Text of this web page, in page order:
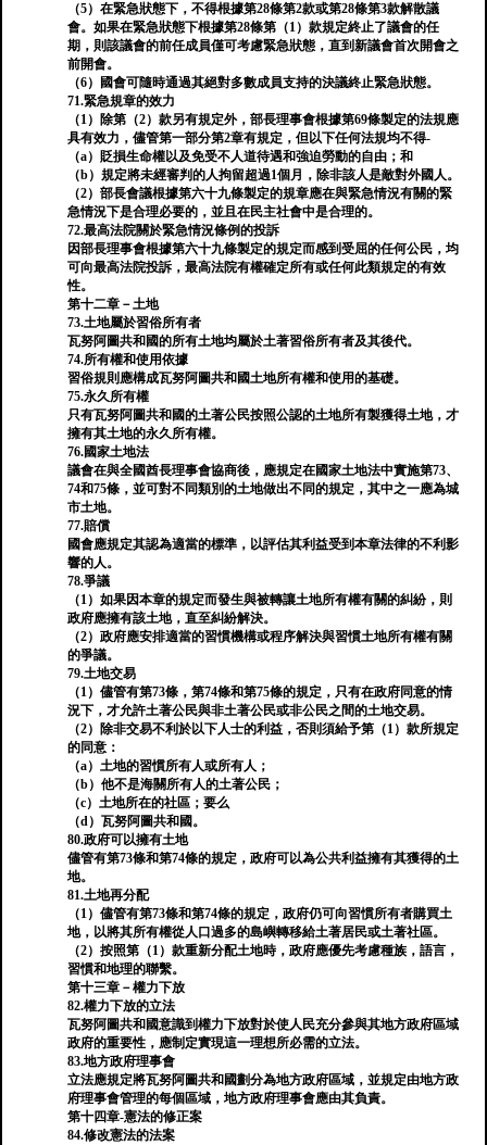
（5）在緊急狀態下，不得根據第28條第2款或第28條第3款解散議
會。如果在緊急狀態下根據第28條第（1）款規定終止了議會的任
期，則該議會的前任成員僅可考慮緊急狀態，直到新議會首次開會之
前開會。
（6）國會可隨時通過其絕對多數成員支持的決議終止緊急狀態。
71.緊急規章的效力
（1）除第（2）款另有規定外，部長理事會根據第69條製定的法規應
具有效力，儘管第一部分第2章有規定，但以下任何法規均不得-
（a）貶損生命權以及免受不人道待遇和強迫勞動的自由；和
（b）規定將未經審判的人拘留超過1個月，除非該人是敵對外國人。
（2）部長會議根據第六十九條製定的規章應在與緊急情況有關的緊
急情況下是合理必要的，並且在民主社會中是合理的。
72.最高法院關於緊急情況條例的投訴
因部長理事會根據第六十九條製定的規定而感到受屈的任何公民，均
可向最高法院投訴，最高法院有權確定所有或任何此類規定的有效
性。
第十二章－土地
73.土地屬於習俗所有者
瓦努阿圖共和國的所有土地均屬於土著習俗所有者及其後代。
74.所有權和使用依據
習俗規則應構成瓦努阿圖共和國土地所有權和使用的基礎。
75.永久所有權
只有瓦努阿圖共和國的土著公民按照公認的土地所有製獲得土地，才
擁有其土地的永久所有權。
76.國家土地法
議會在與全國酋長理事會協商後，應規定在國家土地法中實施第73、
74和75條，並可對不同類別的土地做出不同的規定，其中之一應為城
市土地。
77.賠償
國會應規定其認為適當的標準，以評估其利益受到本章法律的不利影
響的人。
78.爭議
（1）如果因本章的規定而發生與被轉讓土地所有權有關的糾紛，則
政府應擁有該土地，直至糾紛解決。
（2）政府應安排適當的習慣機構或程序解決與習慣土地所有權有關
的爭議。
79.土地交易
（1）儘管有第73條，第74條和第75條的規定，只有在政府同意的情
況下，才允許土著公民與非土著公民或非公民之間的土地交易。
（2）除非交易不利於以下人士的利益，否則須給予第（1）款所規定
的同意：
（a）土地的習慣所有人或所有人；
（b）他不是海關所有人的土著公民；
（c）土地所在的社區；要么
（d）瓦努阿圖共和國。
80.政府可以擁有土地
儘管有第73條和第74條的規定，政府可以為公共利益擁有其獲得的土
地。
81.土地再分配
（1）儘管有第73條和第74條的規定，政府仍可向習慣所有者購買土
地，以將其所有權從人口過多的島嶼轉移給土著居民或土著社區。
（2）按照第（1）款重新分配土地時，政府應優先考慮種族，語言，
習慣和地理的聯繫。
第十三章－權力下放
82.權力下放的立法
瓦努阿圖共和國意識到權力下放對於使人民充分參與其地方政府區域
政府的重要性，應制定實現這一理想所必需的立法。
83.地方政府理事會
立法應規定將瓦努阿圖共和國劃分為地方政府區域，並規定由地方政
府理事會管理的每個區域，地方政府理事會應由其負責。
第十四章-憲法的修正案
84.修改憲法的法案